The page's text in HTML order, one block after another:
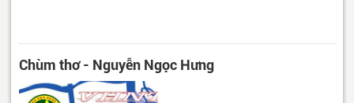
Chùm thơ - Nguyễn Ngọc Hưng